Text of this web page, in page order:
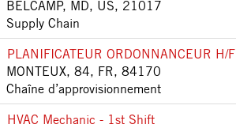
BELCAMP, MD, US, 21017
Supply Chain
PLANIFICATEUR ORDONNANCEUR H/F
MONTEUX, 84, FR, 84170
Chaîne d’approvisionnement
HVAC Mechanic - 1st Shift